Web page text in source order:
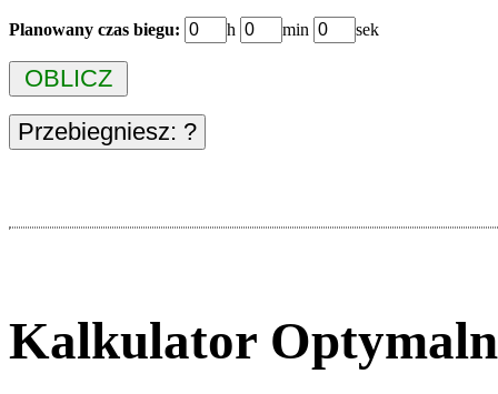
Planowany czas biegu: h min sek
Kalkulator